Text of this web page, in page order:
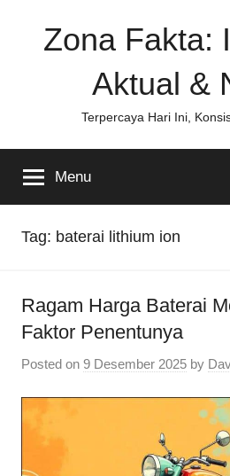
Zona Fakta:
Aktual &
Terpercaya Hari Ini,
Menu
Tag: baterai lithium ion
Ragam Harga Baterai
Faktor Penentunya
Posted on 9 Desember 2025 by